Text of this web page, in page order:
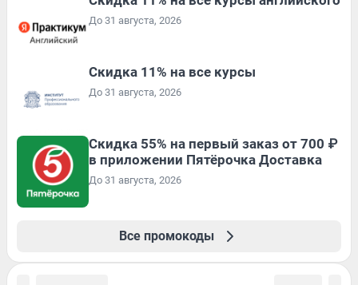
До 31 августа, 2026
Скидка 11% на все курсы
До 31 августа, 2026
Скидка 55% на первый заказ от 700 ₽
в приложении Пятёрочка Доставка
До 31 августа, 2026
Все промокоды